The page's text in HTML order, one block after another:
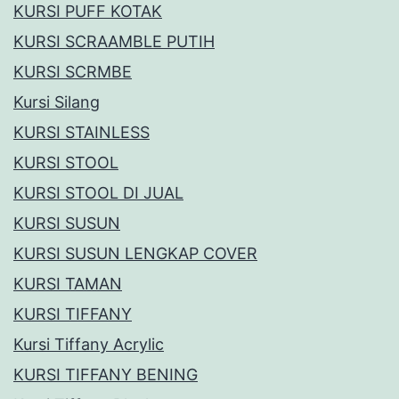
KURSI PUFF KOTAK
KURSI SCRAAMBLE PUTIH
KURSI SCRMBE
Kursi Silang
KURSI STAINLESS
KURSI STOOL
KURSI STOOL DI JUAL
KURSI SUSUN
KURSI SUSUN LENGKAP COVER
KURSI TAMAN
KURSI TIFFANY
Kursi Tiffany Acrylic
KURSI TIFFANY BENING